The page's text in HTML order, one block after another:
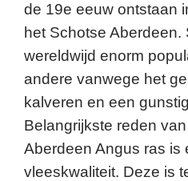
de 19e eeuw ontstaan
het Schotse
wereldwijd enorm
andere vanwege het
kalveren en een
Belangrijkste reden
Aberdeen Angus ras is
vleeskwaliteit. Deze is